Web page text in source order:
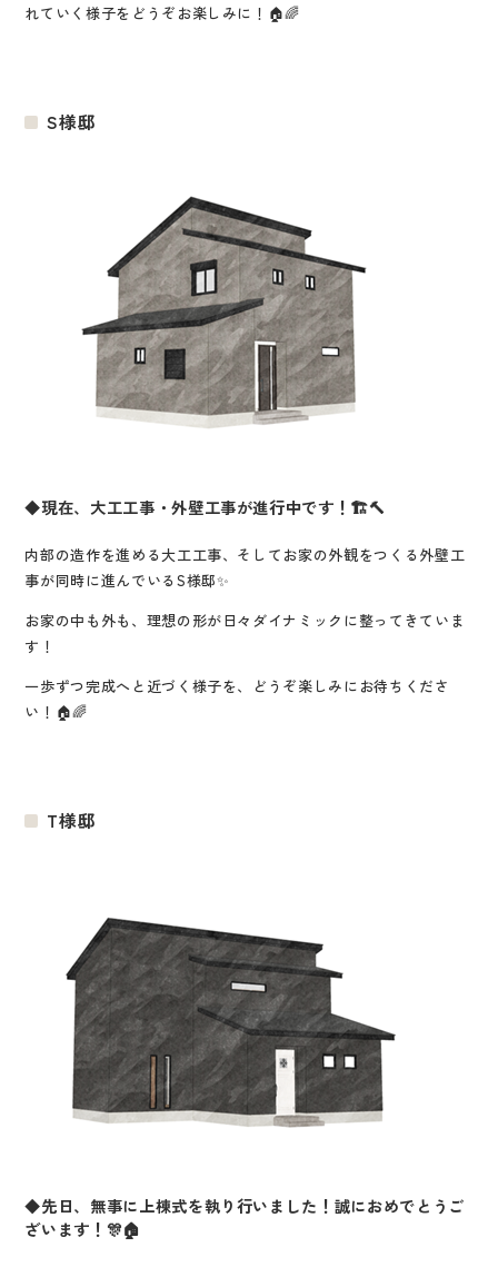
れていく様子をどうぞお楽しみに！🏠🌈
S様邸
◆現在、大工工事・外壁工事が進行中です！🏗️🔨
内部の造作を進める大工工事、そしてお家の外観をつくる外壁工
事が同時に進んでいるS様邸✨
お家の中も外も、理想の形が日々ダイナミックに整ってきていま
す！
一歩ずつ完成へと近づく様子を、どうぞ楽しみにお待ちくださ
い！🏠🌈
T様邸
◆先日、無事に上棟式を執り行いました！誠におめでとうご
ざいます！🎊🏠